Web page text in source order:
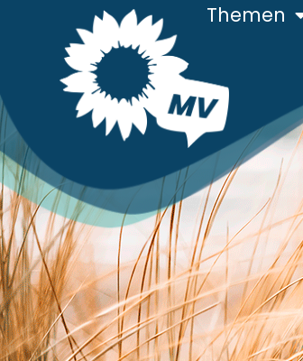
Themen